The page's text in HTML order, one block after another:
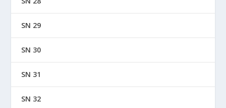
SN 29
SN 30
SN 31
SN 32